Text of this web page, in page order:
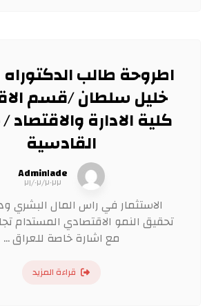
اطروحة طالب الدكتوراه
خليل سلطان /قسم
كلية الادارة
القادسية
Admin١ade
٢١/٠٢/٢٠٢٢
الاستثمار في راس المال البشري
تحقيق النمو الاقتصادي المستدام
مع اشارة خاصة للعراق ...
قراءة المزيد